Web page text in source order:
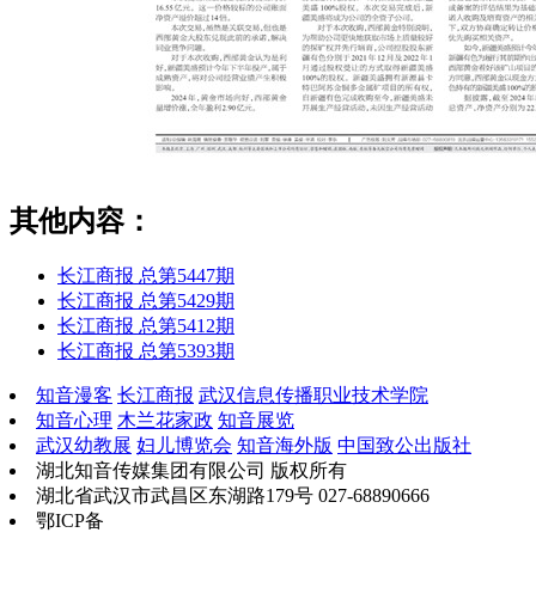
其他内容：
长江商报 总第5447期
长江商报 总第5429期
长江商报 总第5412期
长江商报 总第5393期
知音漫客 长江商报 武汉信息传播职业技术学院
知音心理 木兰花家政 知音展览
武汉幼教展 妇儿博览会 知音海外版 中国致公出版社
湖北知音传媒集团有限公司 版权所有
湖北省武汉市武昌区东湖路179号 027-68890666
鄂ICP备